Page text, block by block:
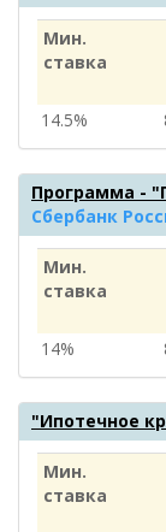
Мин.
ставка
14.5%
Программа -
Сбербанк
Мин.
ставка
14%
"Ипотечное
Мин.
ставка